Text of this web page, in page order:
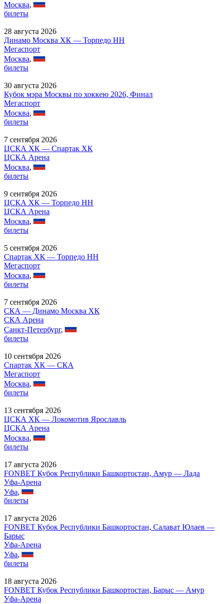
Москва,
билеты
28 августа 2026
Динамо Москва ХК — Торпедо НН
Мегаспорт
Москва,
билеты
30 августа 2026
Кубок мэра Москвы по хоккею 2026, Финал
Мегаспорт
Москва,
билеты
7 сентября 2026
ЦСКА ХК — Спартак ХК
ЦСКА Арена
Москва,
билеты
9 сентября 2026
ЦСКА ХК — Торпедо НН
ЦСКА Арена
Москва,
билеты
5 сентября 2026
Спартак ХК — Торпедо НН
Мегаспорт
Москва,
билеты
7 сентября 2026
СКА — Динамо Москва ХК
СКА Арена
Санкт-Петербург,
билеты
10 сентября 2026
Спартак ХК — СКА
Мегаспорт
Москва,
билеты
13 сентября 2026
ЦСКА ХК — Локомотив Ярославль
ЦСКА Арена
Москва,
билеты
17 августа 2026
FONBET Кубок Республики Башкортостан, Амур — Лада
Уфа-Арена
Уфа,
билеты
17 августа 2026
FONBET Кубок Республики Башкортостан, Салават Юлаев —
Барыс
Уфа-Арена
Уфа,
билеты
18 августа 2026
FONBET Кубок Республики Башкортостан, Барыс — Амур
Уфа-Арена